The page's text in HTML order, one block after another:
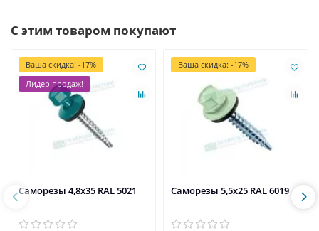
С этим товаром покупают
Ваша скидка: -17%
Лидер продаж!
Саморезы 4,8х35 RAL 5021
Ваша скидка: -17%
Саморезы 5,5х25 RAL 6019